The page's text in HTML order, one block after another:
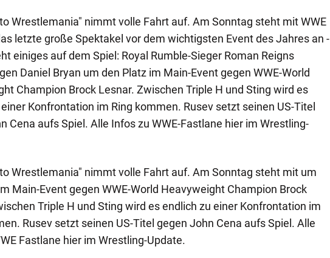
Wrestlemania" nimmt volle Fahrt auf. Am Sonntag steht mit WWE
letzte große Spektakel vor dem wichtigsten Event des Jahres an -
einiges auf dem Spiel: Royal Rumble-Sieger Roman Reigns
Daniel Bryan um den Platz im Main-Event gegen WWE-World
Champion Brock Lesnar. Zwischen Triple H und Sting wird es
Konfrontation im Ring kommen. Rusev setzt seinen US-Titel
Cena aufs Spiel. Alle Infos zu WWE-Fastlane hier im Wrestling-
Wrestlemania" nimmt volle Fahrt auf. Am Sonntag steht mit um
Main-Event gegen WWE-World Heavyweight Champion Brock
Triple H und Sting wird es endlich zu einer Konfrontation im
Rusev setzt seinen US-Titel gegen John Cena aufs Spiel. Alle
Fastlane hier im Wrestling-Update.